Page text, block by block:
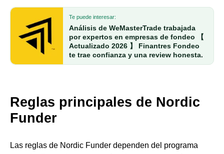
Te puede interesar:
Análisis de WeMasterTrade trabajada
por expertos en empresas de fondeo 【
Actualizado 2026 】 Finantres Fondeo
te trae confianza y una review honesta.
Reglas principales de Nordic
Funder
Las reglas de Nordic Funder dependen del programa